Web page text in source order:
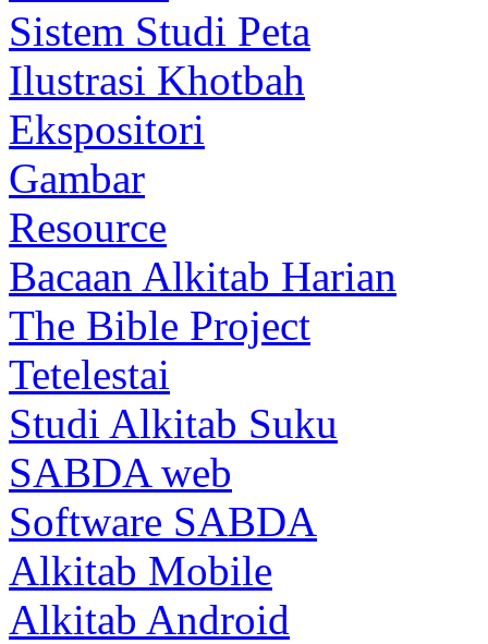
Sistem Studi Peta
Ilustrasi Khotbah
Ekspositori
Gambar
Resource
Bacaan Alkitab Harian
The Bible Project
Tetelestai
Studi Alkitab Suku
SABDA web
Software SABDA
Alkitab Mobile
Alkitab Android